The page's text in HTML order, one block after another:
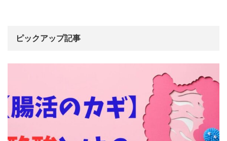
ピックアップ記事